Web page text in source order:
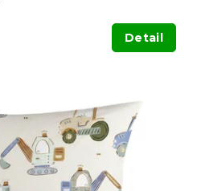
Detail